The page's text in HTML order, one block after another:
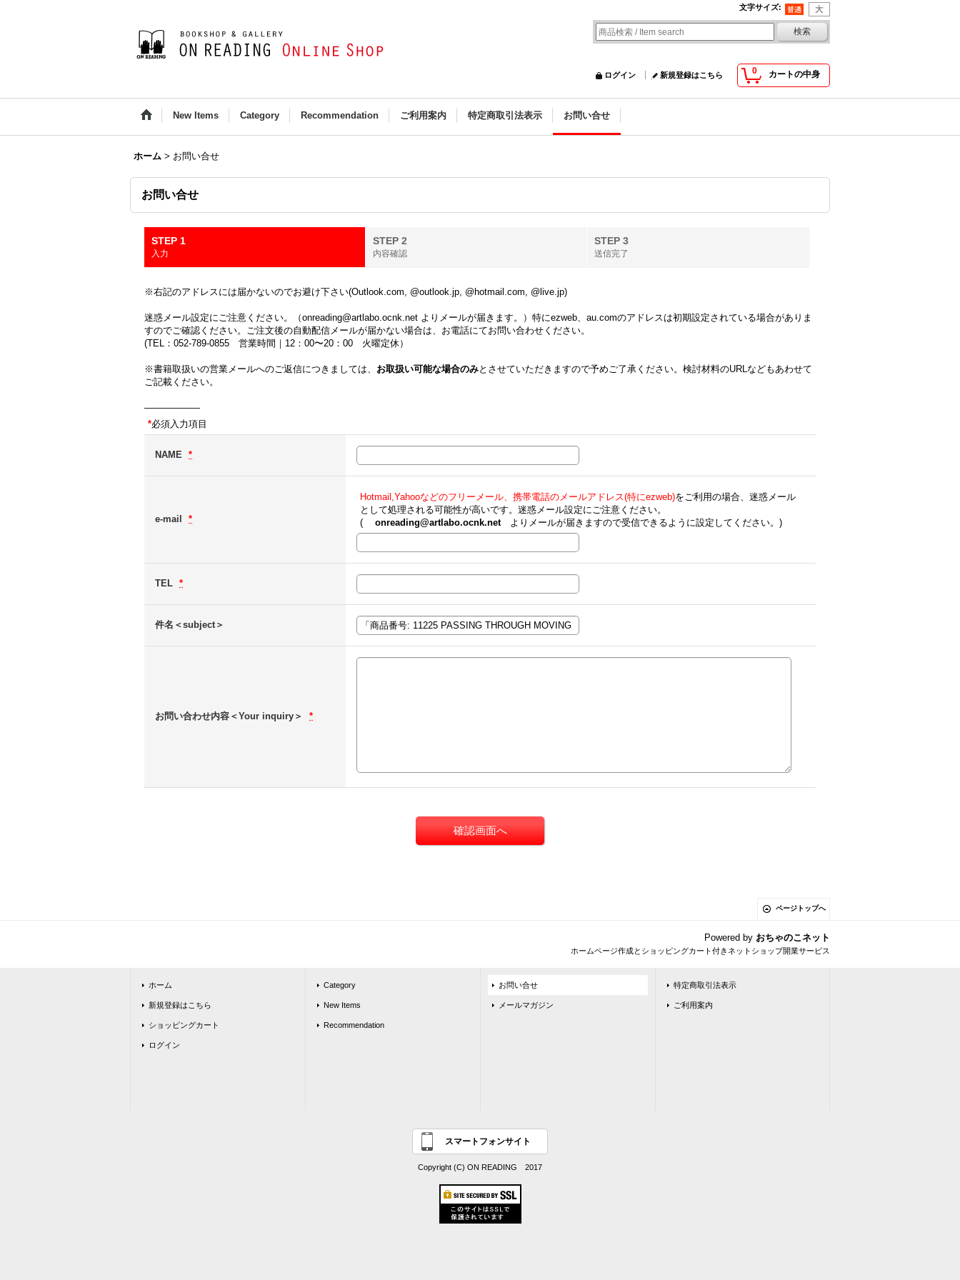
文字サイズ:
0 カートの中身
ログイン 新規登録はこちら
New Items Category Recommendation ご利用案内 特定商取引法表示 お問い合せ
ホーム > お問い合せ
お問い合せ
STEP 1
入力
STEP 2
内容確認
STEP 3
送信完了
※右記のアドレスには届かないのでお避け下さい(Outlook.com, @outlook.jp, @hotmail.com, @live.jp)
迷惑メール設定にご注意ください。（onreading@artlabo.ocnk.net よりメールが届きます。）特にezweb、au.comのアドレスは初期設定されている場合がありま
すのでご確認ください。ご注文後の自動配信メールが届かない場合は、お電話にてお問い合わせください。
(TEL：052-789-0855 営業時間｜12：00〜20：00 火曜定休）
※書籍取扱いの営業メールへのご返信につきましては、 お取扱い可能な場合のみとさせていただきますので予めご了承ください。検討材料のURLなどもあわせて
ご記載ください。
――――――
*必須入力項目
NAME *
e-mail *
Hotmail,Yahooなどのフリーメール、携帯電話のメールアドレス(特にezweb)をご利用の場合、迷惑メール
として処理される可能性が高いです。迷惑メール設定にご注意ください。
( onreading@artlabo.ocnk.netよりメールが届きますので受信できるように設定してください。)
TEL *
件名＜subject＞
お問い合わせ内容＜Your inquiry＞ *
ページトップへ
Powered by おちゃのこネット
ホームページ作成とショッピングカート付きネットショップ開業サービス
ホーム
新規登録はこちら
ショッピングカート
ログイン
Category
New Items
Recommendation
お問い合せ
メールマガジン
特定商取引法表示
ご利用案内
スマートフォンサイト
Copyright (C) ON READING 2017